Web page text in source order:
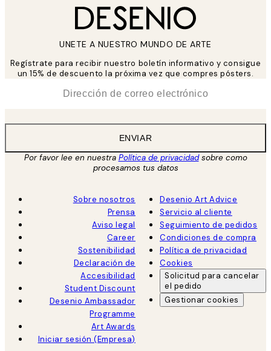
UNETE A NUESTRO MUNDO DE ARTE
Regístrate para recibir nuestro boletín informativo y consigue
un 15% de descuento la próxima vez que compres pósters.
ENVIAR
Por favor lee en nuestra Política de privacidadsobre como
procesamos tus datos
Sobre nosotros
Prensa
Aviso legal
Career
Sostenibilidad
Declaración de
Accesibilidad
Student Discount
Desenio Ambassador
Programme
Art Awards
Iniciar sesión (Empresa)
Desenio Art Advice
Servicio al cliente
Seguimiento de pedidos
Condiciones de compra
Política de privacidad
Cookies
Solicitud para cancelar
el pedido
Gestionar cookies